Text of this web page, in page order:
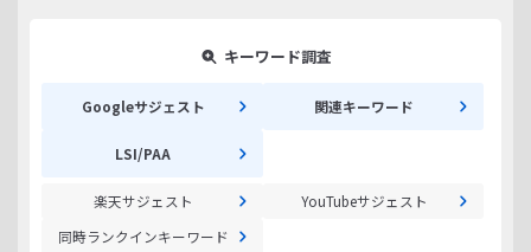
キーワード調査
Googleサジェスト 関連キーワード
LSI/PAA
楽天サジェスト
YouTubeサジェスト
同時ランクインキーワード